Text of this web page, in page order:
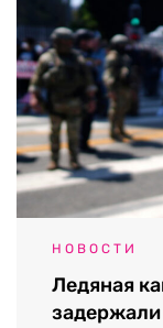
НОВОСТИ
Ледяная